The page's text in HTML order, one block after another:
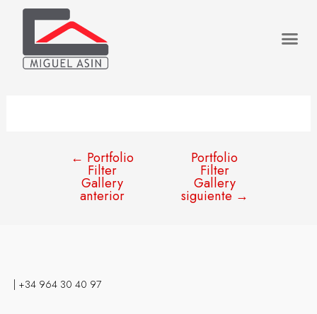
← Portfolio
Filter
Gallery
anterior
Portfolio
Filter
Gallery
siguiente →
| +34 964 30 40 97